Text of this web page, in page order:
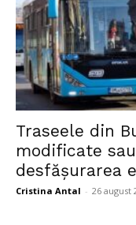
Traseele din
modificate
desfășurarea
Cristina Antal - 26 august